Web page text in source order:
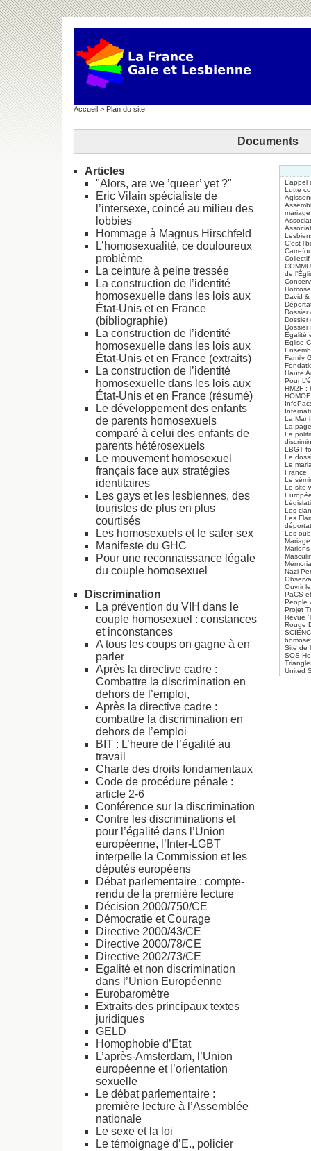
Accueil > Plan du site
Documents
Articles
"Alors, are we ’queer’ yet ?"
Eric Vilain spécialiste de
l’intersexe, coincé au milieu des
lobbies
Hommage à Magnus Hirschfeld
L’homosexualité, ce douloureux
problème
La ceinture à peine tressée
La construction de l’identité
homosexuelle dans les lois aux
État-Unis et en France
(bibliographie)
La construction de l’identité
homosexuelle dans les lois aux
État-Unis et en France (extraits)
La construction de l’identité
homosexuelle dans les lois aux
État-Unis et en France (résumé)
Le développement des enfants
de parents homosexuels
comparé à celui des enfants de
parents hétérosexuels
Le mouvement homosexuel
français face aux stratégies
identitaires
Les gays et les lesbiennes, des
touristes de plus en plus
courtisés
Les homosexuels et le safer sex
Manifeste du GHC
Pour une reconnaissance légale
du couple homosexuel
Discrimination
La prévention du VIH dans le
couple homosexuel : constances
et inconstances
A tous les coups on gagne à en
parler
Après la directive cadre :
Combattre la discrimination en
dehors de l’emploi,
Après la directive cadre :
combattre la discrimination en
dehors de l’emploi
BIT : L’heure de l’égalité au
travail
Charte des droits fondamentaux
Code de procédure pénale :
article 2-6
Conférence sur la discrimination
Contre les discriminations et
pour l’égalité dans l’Union
européenne, l’Inter-LGBT
interpelle la Commission et les
députés européens
Débat parlementaire : compte-
rendu de la première lecture
Décision 2000/750/CE
Démocratie et Courage
Directive 2000/43/CE
Directive 2000/78/CE
Directive 2002/73/CE
Egalité et non discrimination
dans l’Union Européenne
Eurobaromètre
Extraits des principaux textes
juridiques
GELD
Homophobie d’Etat
L’après-Amsterdam, l’Union
européenne et l’orientation
sexuelle
Le débat parlementaire :
première lecture à l’Assemblée
nationale
Le sexe et la loi
Le témoignage d’E., policier
L’appel
Lutte
C’est
de
David
Dossier
Dossier
Dossier
Égalité
Eglise
Family
Haute
Pour
HM2F :
La
La
La
LBGT
Le
Le
France
Le
Le site
Les
Les
Les
Nazi
Ouvrir
PaCS
People
Projet
Revue
Rouge
Site de
SOS
United